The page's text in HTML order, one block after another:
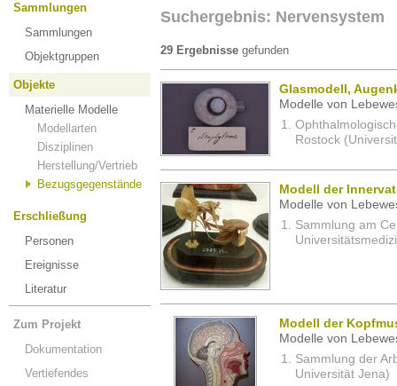
Sammlungen
Sammlungen
Objektgruppen
Objekte
Materielle Modelle
Modellarten
Disziplinen
Herstellung/Vertrieb
Bezugsgegenstände
Erschließung
Personen
Ereignisse
Literatur
Zum Projekt
Dokumentation
Vertiefendes
Suchergebnis: Nervensystem
29 Ergebnisse gefunden
Glasmodell,
Modelle von
Rostock
Modell der
Modelle von
Sammlung am
Modell der
Modelle von
Sammlung der
Universität Jena)